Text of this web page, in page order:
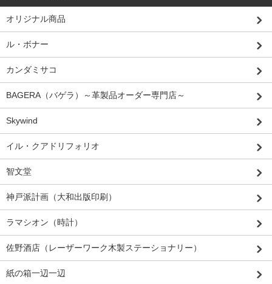
オリジナル商品
ル・ボナー
カンダミサコ
BAGERA（バゲラ）～革製品オーダー専門店～
Skywind
イル・クアドリフォリオ
智文堂
神戸派計画（大和出版印刷）
ラマシオン（時計）
佐野酒店（レーザーワーク木製ステーショナリー）
紙の箱一辺一辺